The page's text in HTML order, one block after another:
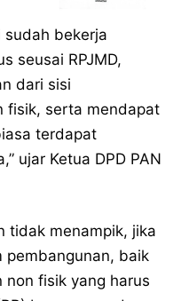
sudah bekerja
seusai RPJMD,
dari sisi
fisik, serta mendapat
terdapat
ujar Ketua DPD PAN
tidak menampik, jika
pembangunan, baik
non fisik yang harus